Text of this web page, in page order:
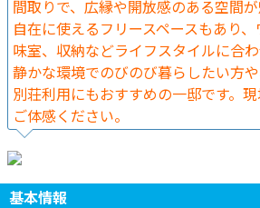
間取りで、広縁や開放感のある空間
自在に使えるフリースペースもあり
味室、収納などライフスタイルに合わ
静かな環境でのびのび暮らしたい方
別荘利用にもおすすめの一邸です。
ご体感ください。
基本情報